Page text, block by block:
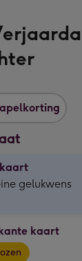
gelukwens
kaart